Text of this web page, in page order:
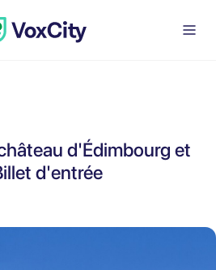
d'Édimbourg et
d'entrée